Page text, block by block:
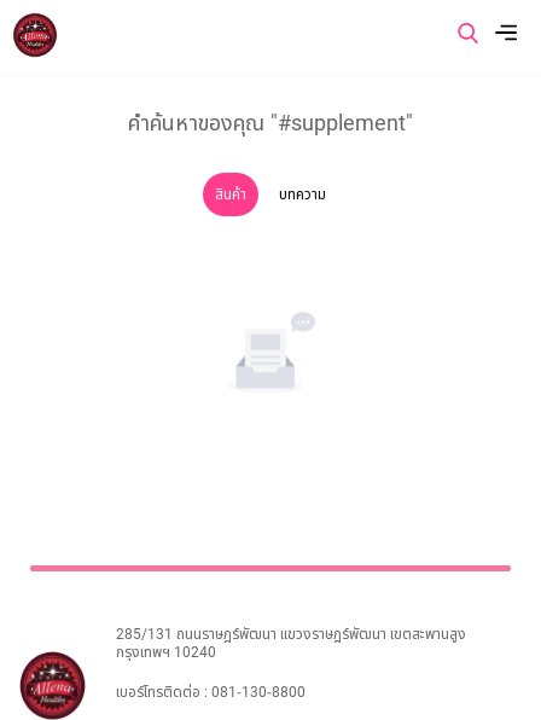
ไทย Eng
คำค้นหาของคุณ "#supplement"
สินค้า บทความ
285/131 ถนนราษฎร์พัฒนา แขวงราษฎร์พัฒนา เขตสะพานสูง
กรุงเทพฯ 10240
เบอร์โทรติดต่อ : 081-130-8800